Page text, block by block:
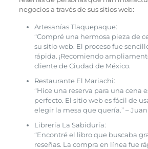
negocios a través de sus sitios web:
Artesanías Tlaquepaque:
“Compré una hermosa pieza de
su sitio web. El proceso fue
rápida. ¡Recomiendo
cliente de Ciudad de México.
Restaurante El Mariachi:
“Hice una reserva para una cena
perfecto. El sitio web es fácil de
elegir la mesa que quería.” –
Librería La Sabiduría:
“Encontré el libro que buscaba
reseñas. La compra en línea fue